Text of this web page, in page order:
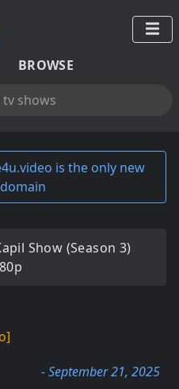
BROWSE
is the only new
Show (Season 3)
- September 21, 2025